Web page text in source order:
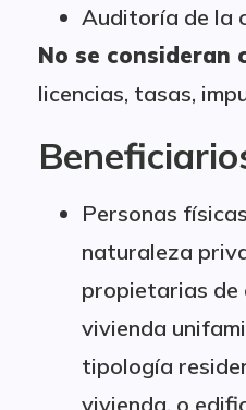
Auditoría de la
No se consideran
licencias, tasas,
Personas
naturaleza
propietarias de
vivienda
tipología
vivienda, o